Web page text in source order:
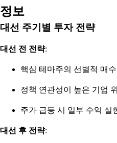
정보
대선 주기별 투자 전략
대선 전 전략:
핵심 테마주의 선별적 매
정책 연관성이 높은 기업
주가 급등 시 일부 수익 실
대선 후 전략: